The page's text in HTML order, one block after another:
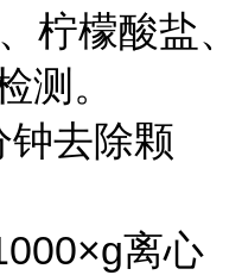
柠檬酸盐、
测。
钟去除颗
离心